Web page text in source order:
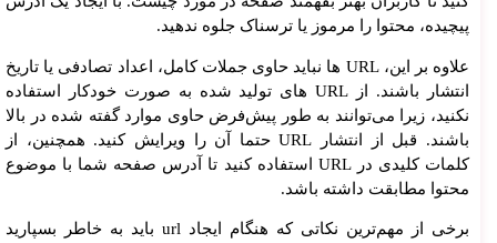
پیچیده، محتوا را مرموز یا ترسناک جلوه ندهید.
علاوه بر این، URL ها نباید حاوی جملات کامل، اعداد تصادفی یا تاریخ
انتشار باشند. از URL های تولید شده به صورت خودکار استفاده
نکنید، زیرا می‌توانند به طور پیش‌فرض حاوی موارد گفته شده در بالا
باشند. قبل از انتشار URL حتما آن را ویرایش کنید. همچنین، از
کلمات کلیدی در URL استفاده کنید تا آدرس صفحه شما با موضوع
محتوا مطابقت داشته باشد.
برخی از مهم‌ترین نکاتی که هنگام ایجاد url باید به خاطر بسپارید